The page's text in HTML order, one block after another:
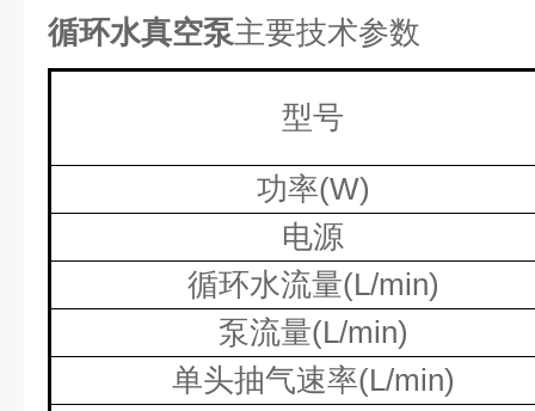
循环水真空泵主要技术参数
型号
功率(W)
电源
循环水流量(L/min)
泵流量(L/min)
单头抽气速率(L/min)